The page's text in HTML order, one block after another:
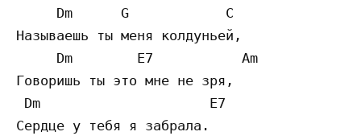
     Dm      G            C
Называешь ты меня колдуньей,
     Dm        E7           Am
Говоришь ты это мне не зря,
Dm                     E7
Сердце у тебя я забрала.